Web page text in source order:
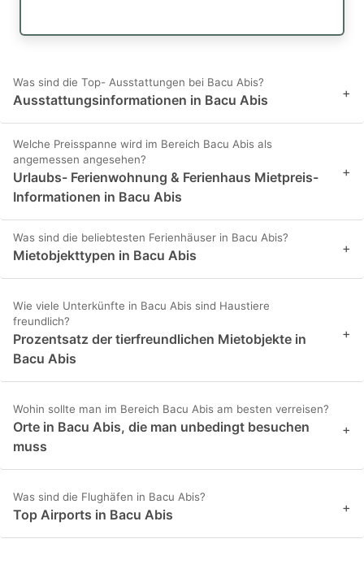
Was sind die Top- Ausstattungen bei Bacu Abis?
Ausstattungsinformationen in Bacu Abis +
Welche Preisspanne wird im Bereich Bacu Abis als
angemessen angesehen?
Urlaubs- Ferienwohnung & Ferienhaus Mietpreis-
Informationen in Bacu Abis
+
Was sind die beliebtesten Ferienhäuser in Bacu Abis?
Mietobjekttypen in Bacu Abis +
Wie viele Unterkünfte in Bacu Abis sind Haustiere
freundlich?
Prozentsatz der tierfreundlichen Mietobjekte in
Bacu Abis
+
Wohin sollte man im Bereich Bacu Abis am besten verreisen?
Orte in Bacu Abis, die man unbedingt besuchen
muss
+
Was sind die Flughäfen in Bacu Abis?
Top Airports in Bacu Abis +